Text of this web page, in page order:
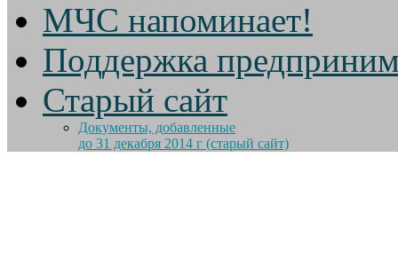
МЧС напоминает!
Поддержка
Старый сайт
Документы, добавленные
до 31 декабря 2014 г (старый сайт)